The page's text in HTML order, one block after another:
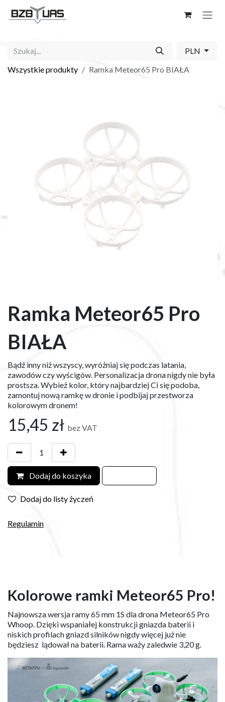
Skip to Content
PLN
Wszystkie produkty
Ramka Meteor65 Pro BIAŁA
Ramka Meteor65 Pro
BIAŁA
Bądź inny niż wszyscy, wyróżniaj się podczas latania,
zawodów czy wyścigów. Personalizacja drona nigdy nie była
prostsza. Wybież kolor, który najbardziej Ci się podoba,
zamontuj nową ramkę w dronie i podbijaj przestworza
kolorowym dronem!
15,45 zł bez VAT
Dodaj do koszyka
Dodaj do listy życzeń
Regulamin
Kolorowe ramki Meteor65 Pro!
Najnowsza wersja ramy 65 mm 1S dla drona Meteor65 Pro
Whoop. Dzięki wspaniałej konstrukcji gniazda baterii i
niskich profilach gniazd silników nigdy więcej już nie
będziesz lądował na baterii. Rama waży zaledwie 3,20 g.